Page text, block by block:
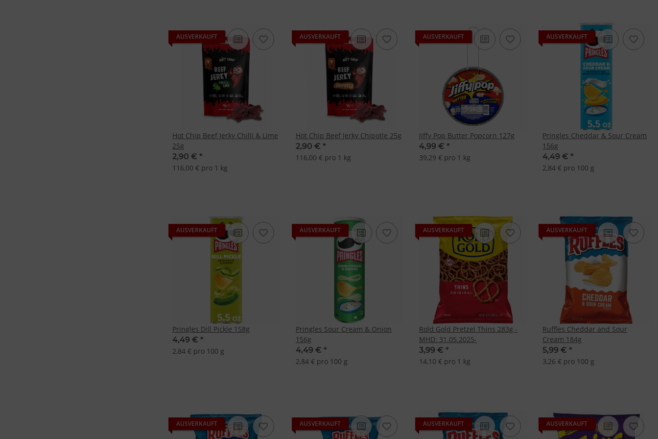
AUSVERKAUFT
Hot Chip Beef Jerky Chilli & Lime
25g
2,90 € *
116,00 € pro 1 kg
AUSVERKAUFT
Hot Chip Beef Jerky Chipotle 25g
2,90 € *
116,00 € pro 1 kg
AUSVERKAUFT
Jiffy Pop Butter Popcorn 127g
4,99 € *
39,29 € pro 1 kg
AUSVERKAUFT
Pringles Cheddar & Sour Cream
156g
4,49 € *
2,84 € pro 100 g
AUSVERKAUFT
Pringles Dill Pickle 158g
4,49 € *
2,84 € pro 100 g
AUSVERKAUFT
Pringles Sour Cream & Onion
156g
4,49 € *
2,84 € pro 100 g
AUSVERKAUFT
Rold Gold Pretzel Thins 283g -
MHD: 31.05.2025-
3,99 € *
14,10 € pro 1 kg
AUSVERKAUFT
Ruffles Cheddar and Sour
Cream 184g
5,99 € *
3,26 € pro 100 g
AUSVERKAUFT AUSVERKAUFT AUSVERKAUFT AUSVERKAUFT